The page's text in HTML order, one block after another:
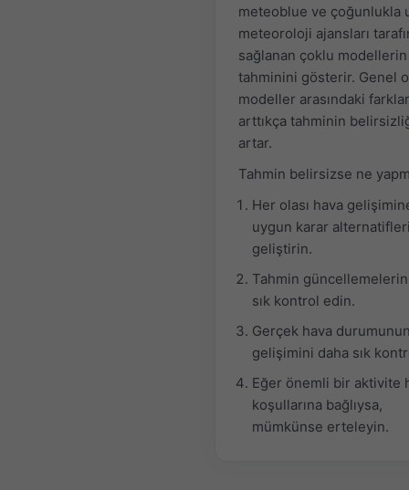
meteoblue ve çoğunlukla
meteoroloji ajansları
sağlanan çoklu
tahminini gösterir. Genel
modeller arasındaki farklar
arttıkça tahminin
artar.
Tahmin belirsizse ne
Her olası hava
uygun karar
geliştirin.
Tahmin
sık kontrol edin.
Gerçek hava
gelişimini daha sık
Eğer önemli bir aktivite
koşullarına bağlıysa,
mümkünse erteleyin.